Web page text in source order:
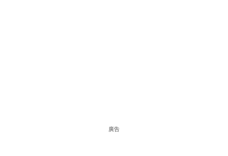
廣告